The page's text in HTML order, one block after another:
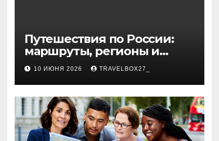
Путешествия по России:
маршруты, регионы и
особенности поездок
10 ИЮНЯ 2026 TRAVELBOX27_